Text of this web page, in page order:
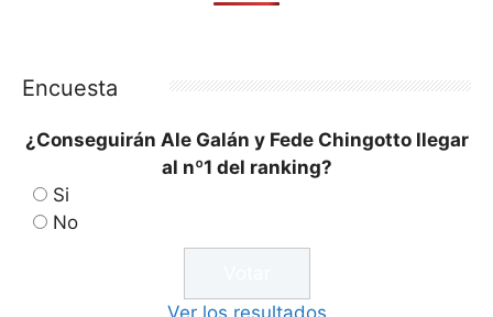
Encuesta
¿Conseguirán Ale Galán y Fede Chingotto llegar
al nº1 del ranking?
Si
No